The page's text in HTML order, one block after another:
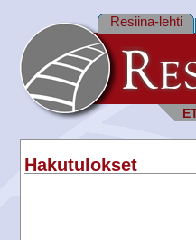
Resiina-lehti
Hakutulokset